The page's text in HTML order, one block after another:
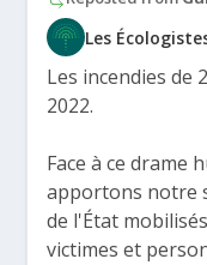
Les
Les incendies de
2022.
Face à ce drame
apportons notre
de l'État
victimes et